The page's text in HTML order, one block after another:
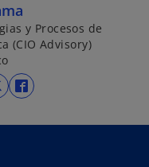
y Procesos de
(CIO Advisory)
s